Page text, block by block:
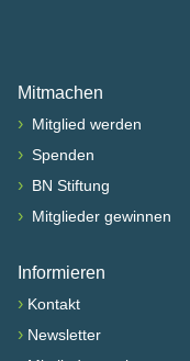
Mitmachen
› Mitglied werden
› Spenden
› BN Stiftung
› Mitglieder gewinnen
Informieren
› Kontakt
› Newsletter